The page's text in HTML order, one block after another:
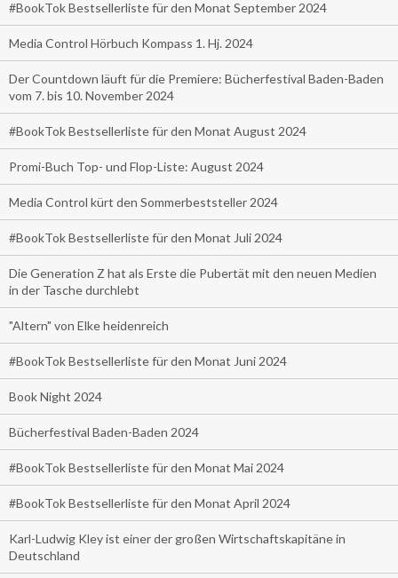
#BookTok Bestsellerliste für den Monat September 2024
Media Control Hörbuch Kompass 1. Hj. 2024
Der Countdown läuft für die Premiere: Bücherfestival Baden-Baden
vom 7. bis 10. November 2024
#BookTok Bestsellerliste für den Monat August 2024
Promi-Buch Top- und Flop-Liste: August 2024
Media Control kürt den Sommerbeststeller 2024
#BookTok Bestsellerliste für den Monat Juli 2024
Die Generation Z hat als Erste die Pubertät mit den neuen Medien
in der Tasche durchlebt
"Altern" von Elke heidenreich
#BookTok Bestsellerliste für den Monat Juni 2024
Book Night 2024
Bücherfestival Baden-Baden 2024
#BookTok Bestsellerliste für den Monat Mai 2024
#BookTok Bestsellerliste für den Monat April 2024
Karl-Ludwig Kley ist einer der großen Wirtschaftskapitäne in
Deutschland